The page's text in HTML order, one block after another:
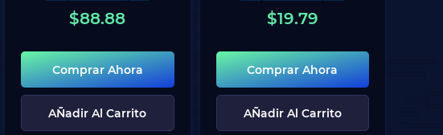
$88.88
Comprar Ahora
AÑadir Al Carrito
$19.79
Comprar Ahora
AÑadir Al Carrito